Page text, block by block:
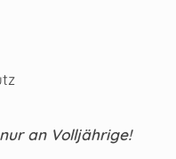
an Volljährige!